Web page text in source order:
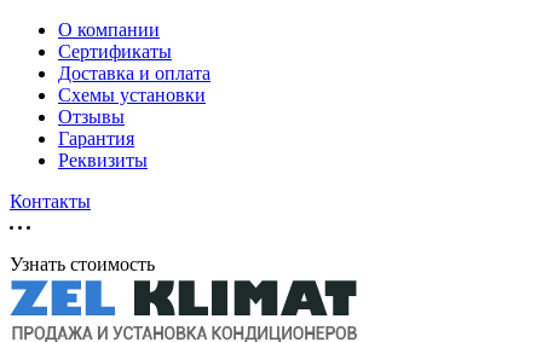
О компании
Сертификаты
Доставка и оплата
Схемы установки
Отзывы
Гарантия
Реквизиты
Контакты
Узнать стоимость